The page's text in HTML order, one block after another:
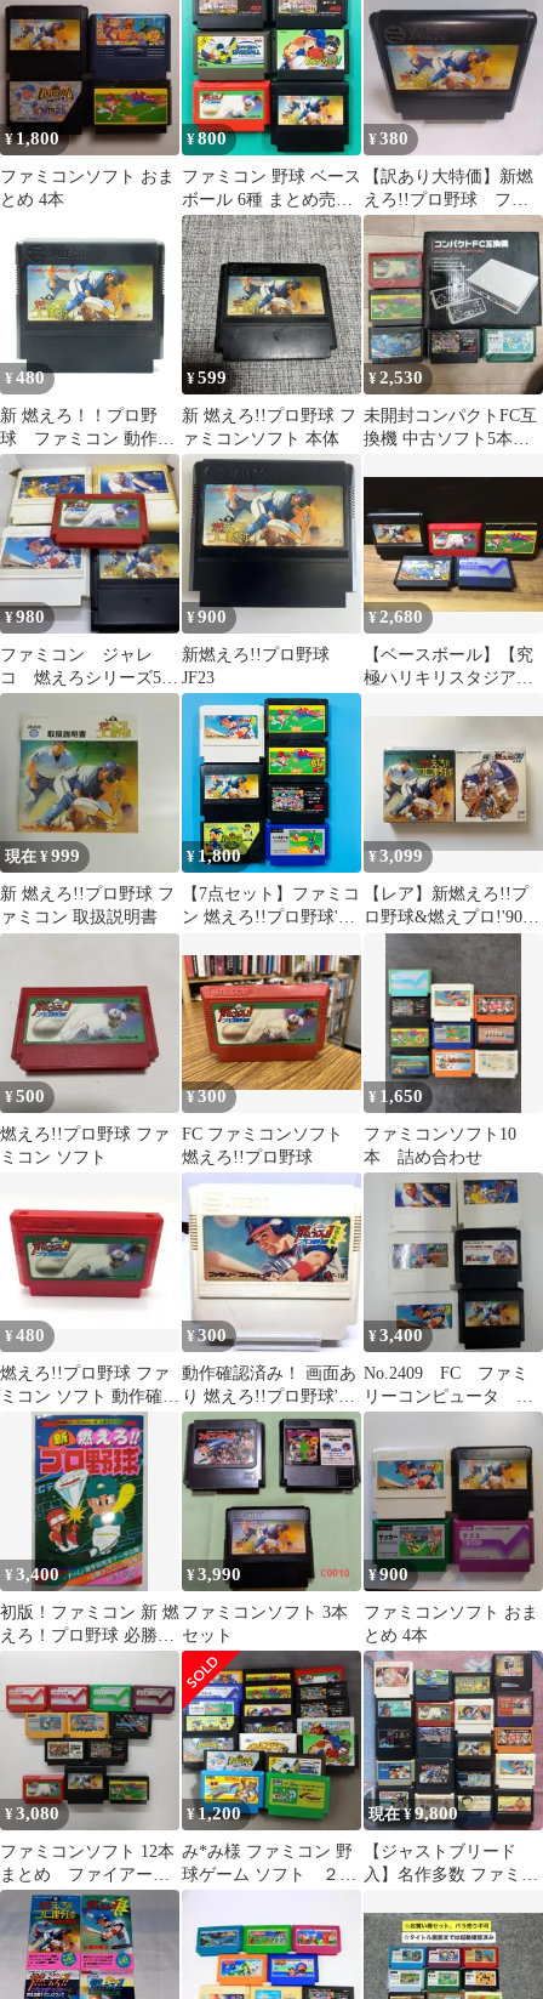
¥1,800
ファミコンソフト おま
とめ 4本
¥800
ファミコン 野球 ベース
ボール 6種 まとめ売り
②
¥380
【訳あり大特価】新燃
えろ!!プロ野球 ファ
ミコンソフト
¥ 480
新 燃えろ！！プロ野
球 ファミコン 動作確
認済み FC
¥599
新 燃えろ!!プロ野球 フ
ァミコンソフト 本体
¥2,530
未開封コンパクトFC互
換機 中古ソフト5本セ
¥980
ファミコン ジャレ
コ 燃えろシリーズ5本
セット
¥900
新燃えろ!!プロ野球
JF23
¥2,680
【ベースボール】【究
極ハリキリスタジア
【燃えろ！！プロ野
球】【新・燃えろ！！
プロ野球】mJJ184 ● ★
現在 ¥999
新 燃えろ!!プロ野球 フ
ァミコン 取扱説明書
¥ 1,800
【7点セット】ファミコ
ン 燃えろ!!プロ野球'88
リースタジアム プロ野
球ファミリースタジア
ム'87 燃えろ!!プロ野球
ベストプレープロ野球
新データ 究極ハリキリ
スタジアムIII ベースボ
ール FC
¥3,099
【レア】新燃えろ!!プ
ロ野球&燃えプロ!'90感
動編セット ファミコン
ジャレコ
¥500
燃えろ!!プロ野球 ファ
ミコン ソフト
¥300
FC ファミコンソフト
燃えろ!!プロ野球
¥ 1,650
ファミコンソフト10
本 詰め合わせ
¥480
燃えろ!!プロ野球 ファ
ミコン ソフト 動作確認
¥300
動作確認済み！ 画面あ
り 燃えろ!!プロ野球'88
決定版 ファミコンソフ
ト
¥3,400
No.2409 FC ファミ
リーコンピュータ ソ
フト６本まとめ売り
¥3,400
初版！ファミコン 新 燃
えろ！プロ野球 必勝法
ャ大百科
¥3,990
ファミコンソフト 3本
セット
¥900
ファミコンソフト おま
とめ 4本
¥3,080
ファミコンソフト 12本
まとめ ファイアーエ
ムブレム など ファミ
コン用ソフト
¥1,200
み*み様 ファミコン 野
球ゲーム ソフト ２０
種セット！！
現在 ¥9,800
【ジャストブリード
入】名作多数 ファミコ
本セット